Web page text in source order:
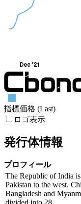
Dec '21
指標価格 (Last)
ロゴ表示
発行体情報
プロフィール
The Republic of India
Pakistan to the west,
Bangladesh and